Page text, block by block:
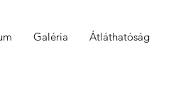
Galéria Átláthatóság